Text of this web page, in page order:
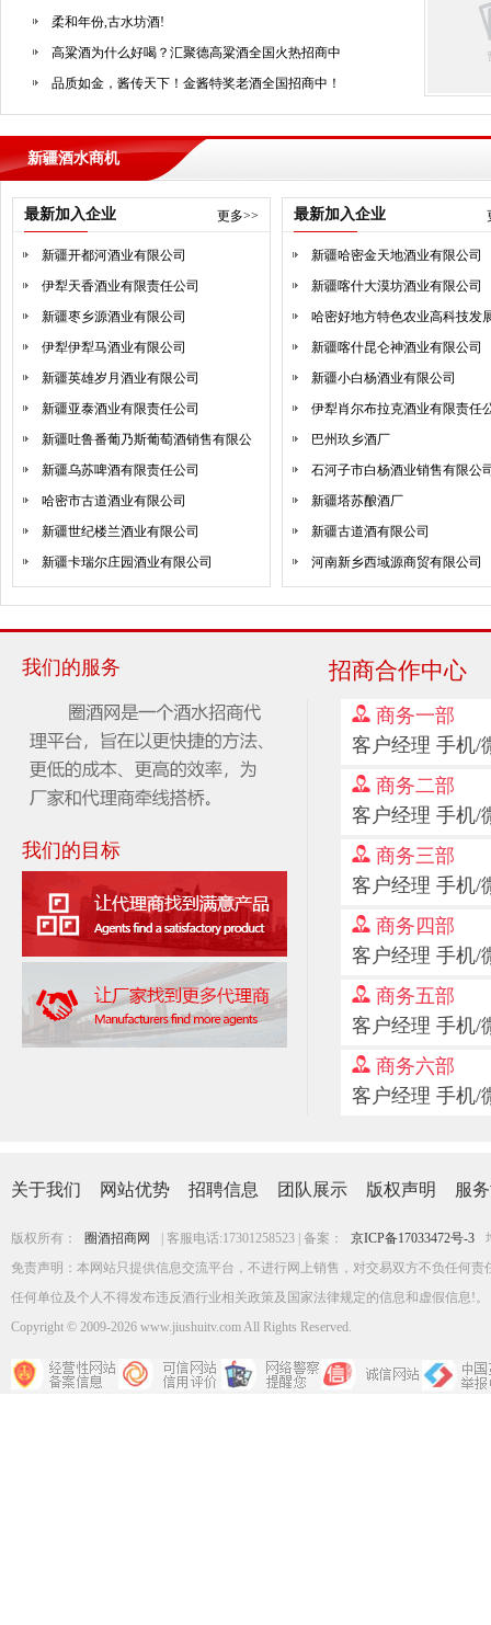
柔和年份,古水坊酒!
高粱酒为什么好喝？汇聚德高粱酒全国火热招商中
品质如金，酱传天下！金酱特奖老酒全国招商中！
圈酒招商网隐私保护指引
美林小镇啤酒推出中式精酿毛尖、龙井等风味茶啤
茅台镇酱香定制酒，让每一瓶酒都有故事
君典荣耀时刻--汪洪彬荣获中国首席品酒师
开创新篇：君典酒业璀璨启航
新疆酒水商机
最新加入企业 更多>>
新疆开都河酒业有限公司
伊犁天香酒业有限责任公司
新疆枣乡源酒业有限公司
伊犁伊犁马酒业有限公司
新疆英雄岁月酒业有限公司
新疆亚泰酒业有限责任公司
新疆吐鲁番葡乃斯葡萄酒销售有限公
司
新疆乌苏啤酒有限责任公司
哈密市古道酒业有限公司
新疆世纪楼兰酒业有限公司
新疆卡瑞尔庄园酒业有限公司
最新加入企业
新疆哈密金天地酒业有限公司
新疆喀什大漠坊酒业有限公司
哈密好地方特色农业高科技发
公司
新疆喀什昆仑神酒业有限公司
新疆小白杨酒业有限公司
伊犁肖尔布拉克酒业有限责任
巴州玖乡酒厂
石河子市白杨酒业销售有限公
新疆塔苏酿酒厂
新疆古道酒有限公司
河南新乡西域源商贸有限公司
我们的服务
我们的目标
招商合作中心
商务一部
客户经理 手机/
商务二部
客户经理 手机/
商务三部
客户经理 手机/
商务四部
客户经理 手机/
商务五部
客户经理 手机/
商务六部
客户经理 手机/
关于我们 网站优势 招聘信息 团队展示 版权声明 服
版权所有： 圈酒招商网 | 客服电话:17301258523 | 备案： 京ICP备17033472号-3
免责声明：本网站只提供信息交流平台，不进行网上销售，对交易双方不负任何责
任何单位及个人不得发布违反酒行业相关政策及国家法律规定的信息和虚假信息!。
Copyright © 2009-2026 www.jiushuitv.com All Rights Reserved.